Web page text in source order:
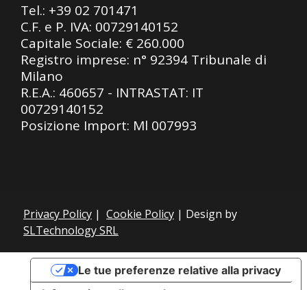
Tel.: +39 02 701471
C.F. e P. IVA: 00729140152
Capitale Sociale: € 260.000
Registro imprese: n° 92394 Tribunale di
Milano
R.E.A.: 460657 - INTRASTAT: IT
00729140152
Posizione Import: Ml 007993
Privacy Policy | Cookie Policy | Design by
SLTechnology SRL
Le tue preferenze relative alla privacy